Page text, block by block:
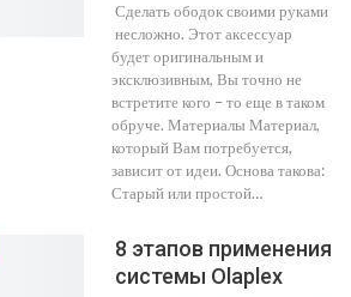
Сделать ободок своими руками
несложно. Этот аксессуар
будет оригинальным и
эксклюзивным, Вы точно не
встретите кого – то еще в таком
обруче. Материалы Материал,
который Вам потребуется,
зависит от идеи. Основа такова:
Старый или простой…
8 этапов применения
системы Olaplex